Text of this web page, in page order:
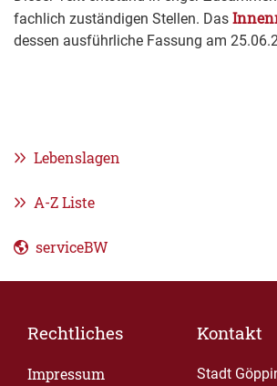
fachlich zuständigen Stellen. Das
dessen ausführliche Fassung am
Lebenslagen
A-Z Liste
serviceBW
Rechtliches
Impressum
Kontakt
Stadt